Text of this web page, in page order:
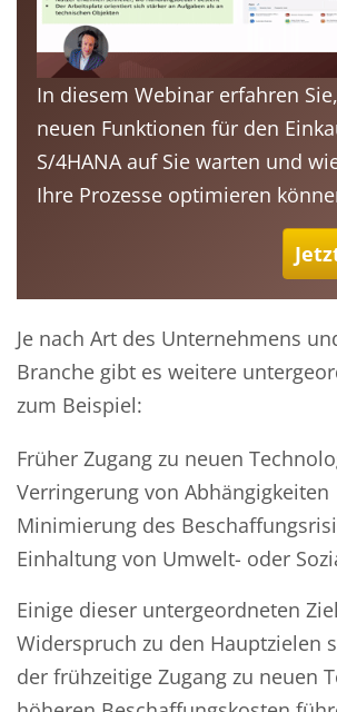
In diesem Webinar erfahren
neuen Funktionen für den
S/4HANA auf Sie warten und
Ihre Prozesse optimieren
Je nach Art des Unternehmens
Branche gibt es weitere
zum Beispiel:
Früher Zugang zu neuen
Verringerung von Abhängigkeiten
Minimierung des
Einhaltung von Umwelt- oder
Einige dieser untergeordneten
Widerspruch zu den Hauptzielen
der frühzeitige Zugang zu neuen